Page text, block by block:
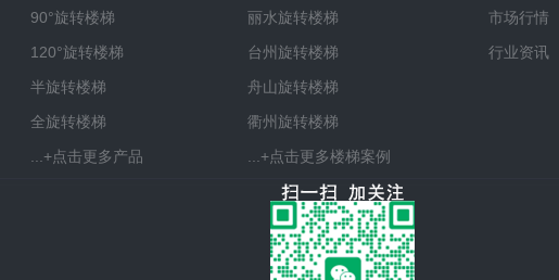
90°旋转楼梯
120°旋转楼梯
半旋转楼梯
全旋转楼梯
...+点击更多产品
丽水旋转楼梯
台州旋转楼梯
舟山旋转楼梯
衢州旋转楼梯
...+点击更多楼梯案例
市场行情
行业资讯